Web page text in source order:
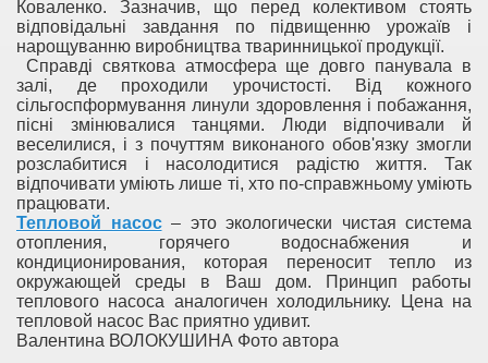
Коваленко. Зазначив, що перед колективом стоять
відповідальні завдання по підвищенню урожаїв і
нарощуванню виробництва тваринницької продукції.
Справді святкова атмосфера ще довго панувала в
залі, де проходили урочистості. Від кожного
сільгоспформування линули здоровлення і побажання,
пісні змінювалися танцями. Люди відпочивали й
веселилися, і з почуттям виконаного обов'язку змогли
розслабитися і насолодитися радістю життя. Так
відпочивати уміють лише ті, хто по-справжньому уміють
працювати.
Тепловой насос– это экологически чистая система
отопления, горячего водоснабжения и
кондиционирования, которая переносит тепло из
окружающей среды в Ваш дом. Принцип работы
теплового насоса аналогичен холодильнику. Цена на
тепловой насос Вас приятно удивит.
Валентина ВОЛОКУШИНА Фото автора